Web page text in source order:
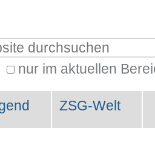
nur im aktuellen
ZSG-Welt